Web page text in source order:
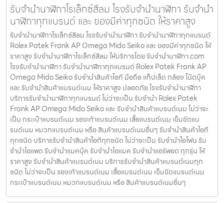
รับจำนำนาฬิกาโรเล็กซ์สีลม โรงรับจำนำนาฬิกา รับจำนำ
นาฬิกาทุกแบรนด์ และ ของมีค่าทุกชนิด ให้ราคาสูง
รับจำนำนาฬิกาโรเล็กซ์สีลม โรงรับจำนำนาฬิกา รับจำนำนาฬิกาทุกแบรนด์
Rolex Patek Frank AP Omega Mido Seiko และ ของมีค่าทุกชนิด ให้
ราคาสูง รับจำนำนาฬิกาโรเล็กซ์สีลม ให้บริการโดย รับจํานํานาฬิกา.com
โรงรับจำนำนาฬิกา รับจำนำนาฬิกาทุกแบรนด์ Rolex Patek Frank AP
Omega Mido Seiko รับจำนำสินค้าไอที มือถือ แท็ปเล็ต กล้อง โน๊ตบุ๊ค
และ รับจำนำสินค้าแบรนด์เนม ให้ราคาสูง ปลอดภัย โรงรับจำนำนาฬิกา
บริการรับจำนำนาฬิกาทุกแบรนด์ ไม่ว่าจะเป็น รับจำนำ Rolex Patek
Frank AP Omega Mido Seiko และ รับจำนำสินค้าแบรนด์เนม ไม่ว่าจะ
เป็น กระเป๋าแบรนด์เนม รองเท้าแบรนด์เนม เสื้อแบรนด์เนม เข็มขัดแบ
รนด์เนม หมวกแบรนด์เนม หรือ สินค้าแบรนด์เนมอื่นๆ รับจำนำสินค้าไอที
ทุกชนิด บริการรับจำนำสินค้าไอทีทุกชนิด ไม่ว่าจะเป็น รับจำนำไอโฟน รับ
จำนำไอแพด รับจำนำแมคบุ๊ค รับจำนำไอแมค รับจำนำแอร์พอต ทุกรุ่น ให้
ราคาสูง รับจำนำสินค้าแบรนด์เนม บริการรับจำนำสินค้าแบรนด์เนมทุก
ชนิด ไม่ว่าจะเป็น รองเท้าแบรนด์เนม เสื้อแบรนด์เนม เข็มขัดแบรนด์เนม
กระเป๋าแบรนด์เนม หมวกแบรนด์เนม หรือ สินค้าแบรนด์เนมอื่นๆ